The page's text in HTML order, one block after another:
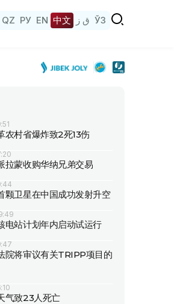
QZ РУ EN 中文 ق ز ЎЗ
农村省爆炸致2死13伤
拉蒙收购华纳兄弟交易
颗卫星在中国成功发射升空
电站计划年内启动试运行
院将审议有关TRIPP项目的
气致23人死亡